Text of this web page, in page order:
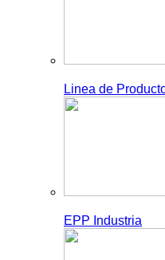
Linea de
EPP Industria